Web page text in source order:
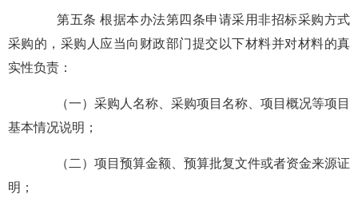
第五条 根据本办法第四条申请采用非招标采购方式
采购的，采购人应当向财政部门提交以下材料并对材料的真
实性负责：
（一）采购人名称、采购项目名称、项目概况等项目
基本情况说明；
（二）项目预算金额、预算批复文件或者资金来源证
明；